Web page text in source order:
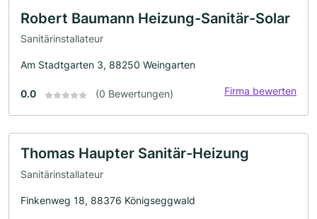
Robert Baumann Heizung-Sanitär-Solar
Sanitärinstallateur
Am Stadtgarten 3, 88250 Weingarten
0.0 (0 Bewertungen) Firma bewerten
Thomas Haupter Sanitär-Heizung
Sanitärinstallateur
Finkenweg 18, 88376 Königseggwald